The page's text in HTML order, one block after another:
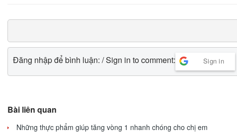
Đăng nhập để bình luận: / Sign in to comment: Sign in
Bài liên quan
Những thực phẩm giúp tăng vòng 1 nhanh chóng cho chị em